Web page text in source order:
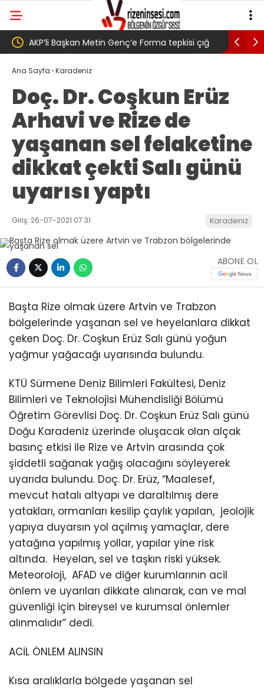
çığ Salah transferi sonrası 6661 forma alan
belediye başkanına ‘Kimin parasıyla’ sorusu
Ana Sayfa ›Karadeniz
Doç. Dr. Coşkun Erüz
Arhavi ve Rize de
yaşanan sel felaketine
dikkat çekti Salı günü
uyarısı yaptı
Giriş: 26-07-2021 07:31 Karadeniz
ABONE OL
Başta Rize olmak üzere Artvin ve Trabzon
bölgelerinde yaşanan sel ve heyelanlara dikkat
çeken Doç. Dr. Coşkun Erüz Salı günü yoğun
yağmur yağacağı uyarısında bulundu.
KTÜ Sürmene Deniz Bilimleri Fakültesi, Deniz
Bilimleri ve Teknolojisi Mühendisliği Bölümü
Öğretim Görevlisi Doç. Dr. Coşkun Erüz Salı günü
Doğu Karadeniz üzerinde oluşacak olan alçak
basınç etkisi ile Rize ve Artvin arasında çok
şiddetli sağanak yağış olacağını söyleyerek
uyarıda bulundu. Doç. Dr. Erüz, “Maalesef,
mevcut hatalı altyapı ve daraltılmış dere
yatakları, ormanları kesilip çaylık yapılan, jeolojik
yapıya duyarsın yol açılmış yamaçlar, dere
yatağına yapılmış yollar, yapılar yine risk
altında. Heyelan, sel ve taşkın riski yüksek.
Meteoroloji, AFAD ve diğer kurumlarının acil
önlem ve uyarıları dikkate alınarak, can ve mal
güvenliği için bireysel ve kurumsal önlemler
alınmalıdır” dedi.
ACİL ÖNLEM ALINSIN
Kısa aralıklarla bölgede yaşanan sel